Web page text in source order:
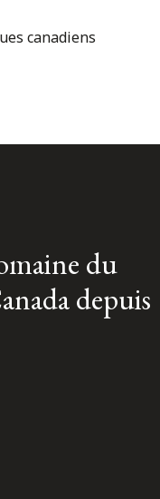
canadiens
du
depuis